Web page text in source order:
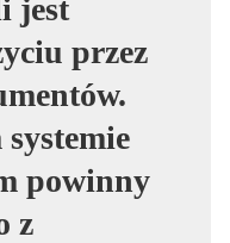
jest
przez
systemie
powinny
z